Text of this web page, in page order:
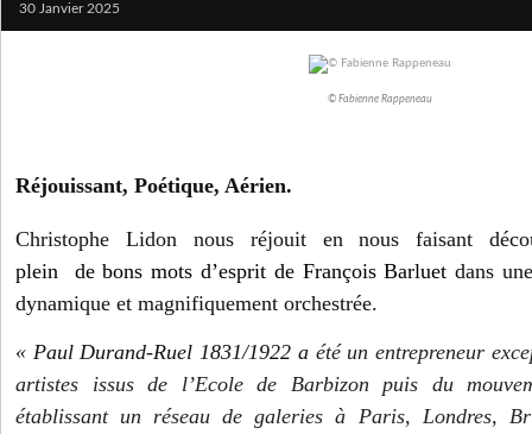
30 Janvier 2025
© Fabienne Rappeneau
Réjouissant, Poétique, Aérien.
Christophe Lidon nous réjouit en nous faisant
plein de bons mots d’esprit de François Barluetdans
dynamique et magnifiquement orchestrée.
« Paul Durand-Ruel 1831/1922 a été un entrepreneur
artistes issus de l’Ecole de Barbizon puis du
établissant un réseau de galeries à Paris, Londres,